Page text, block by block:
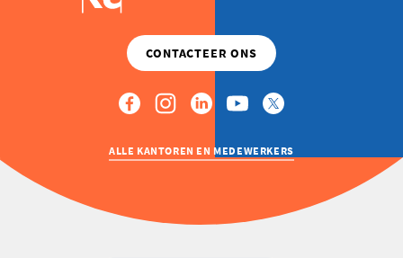
ALLE KANTOREN EN MEDEWERKERS